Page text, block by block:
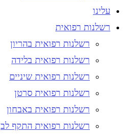
עלינו
רשלנות רפואית
רשלנות רפואית בהריון
רשלנות רפואית בלידה
רשלנות רפואית שיניים
רשלנות רפואית סרטן
רשלנות רפואית באבחון
רשלנות רפואית התקף לב